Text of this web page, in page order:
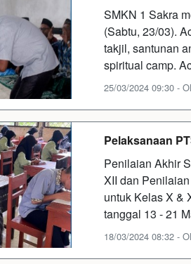
SMKN 1 Sakra
(Sabtu, 23/03).
takjil, santunan
spiritual camp.
25/03/2024 09:30 -
Pelaksanaan
Penilaian Akhir
XII dan
untuk Kelas X &
tanggal 13 - 21
18/03/2024 08:32 -